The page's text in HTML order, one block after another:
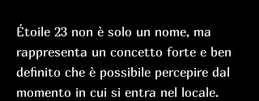
​Étoile 23 non è solo un nome, ma
rappresenta un concetto forte e ben
definito che è possibile percepire dal
momento in cui si entra nel locale.